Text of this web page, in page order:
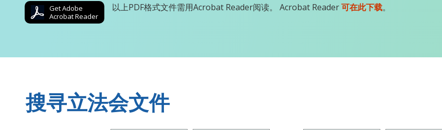
Get Adobe
Acrobat Reader
以上PDF格式文件需用Acrobat Reader阅读。 Acrobat Reader可在此下载。
搜寻立法会文件